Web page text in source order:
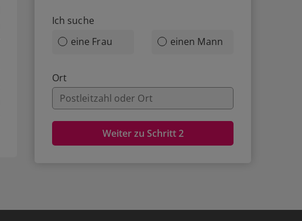
Ich suche
eine Frau
einen Mann
Ort
Weiter zu Schritt 2